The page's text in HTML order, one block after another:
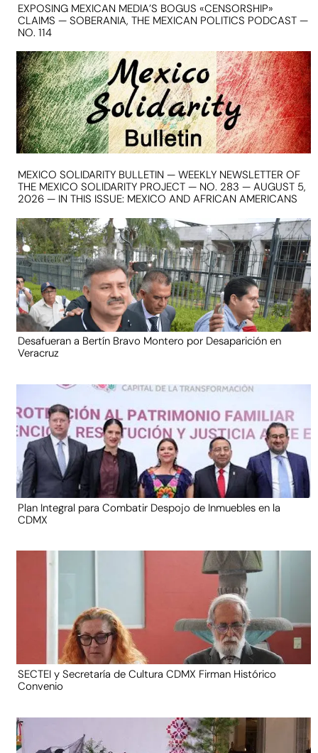
EXPOSING MEXICAN MEDIA’S BOGUS «CENSORSHIP»
CLAIMS — SOBERANIA, THE MEXICAN POLITICS PODCAST —
NO. 114
MEXICO SOLIDARITY BULLETIN — WEEKLY NEWSLETTER OF
THE MEXICO SOLIDARITY PROJECT — NO. 283 — AUGUST 5,
2026 — IN THIS ISSUE: MEXICO AND AFRICAN AMERICANS
Desafueran a Bertín Bravo Montero por Desaparición en
Veracruz
Plan Integral para Combatir Despojo de Inmuebles en la
CDMX
SECTEI y Secretaría de Cultura CDMX Firman Histórico
Convenio